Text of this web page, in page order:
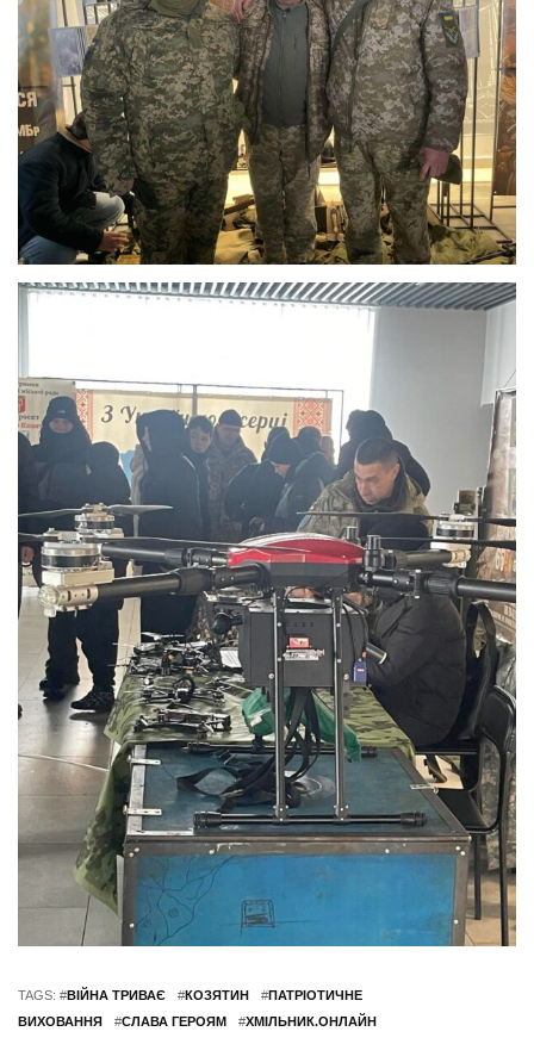
TAGS: #ВІЙНА ТРИВАЄ #КОЗЯТИН #ПАТРІОТИЧНЕ
ВИХОВАННЯ
#СЛАВА ГЕРОЯМ #ХМІЛЬНИК.ОНЛАЙН